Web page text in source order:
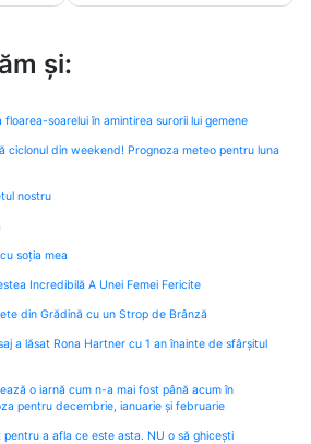
și:
soarelui în amintirea surorii lui gemene
ciclonul din weekend! Prognoza meteo pentru luna
nostru
soția mea
Incredibilă A Unei Femei Fericite
din Grădină cu un Strop de Brânză
a lăsat Rona Hartner cu 1 an înainte de sfârșitul
o iarnă cum n-a mai fost până acum în
pentru decembrie, ianuarie și februarie
a afla ce este asta. NU o să ghicești